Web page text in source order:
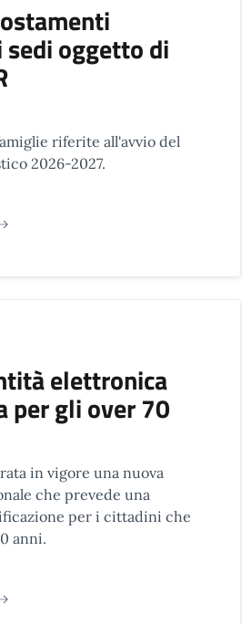
oggetto di
riferite all'avvio del
2026-2027.
elettronica
per gli over 70
in vigore una nuova
che prevede una
per i cittadini che
anni.